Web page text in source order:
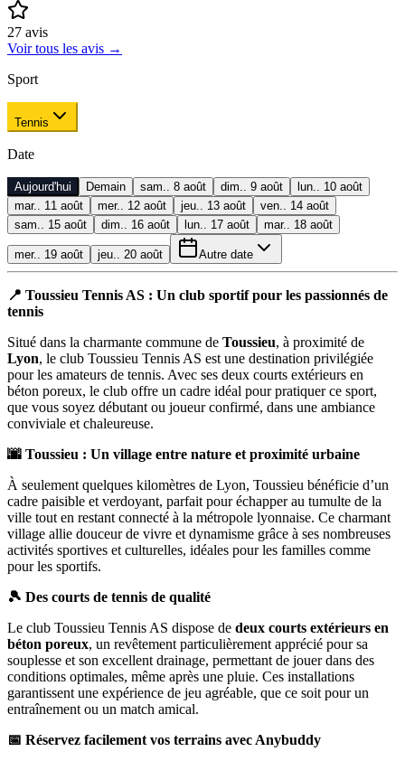
27 avis
Voir tous les avis →
Sport
Tennis
Date
Aujourd'hui Demain sam.. 8 août dim.. 9 août
lun.. 10 août
mar.. 11 août
mer.. 12 août jeu.. 13 août
ven.. 14 août
sam.. 15 août
dim.. 16 août lun.. 17 août mar.. 18 août
mer.. 19 août jeu.. 20 août Autre date
📍 Toussieu Tennis AS : Un club sportif pour les passionnés de
tennis
Situé dans la charmante commune de Toussieu, à proximité de
Lyon, le club Toussieu Tennis AS est une destination privilégiée
pour les amateurs de tennis. Avec ses deux courts extérieurs en
béton poreux, le club offre un cadre idéal pour pratiquer ce sport,
que vous soyez débutant ou joueur confirmé, dans une ambiance
conviviale et chaleureuse.
🌆 Toussieu : Un village entre nature et proximité urbaine
À seulement quelques kilomètres de Lyon, Toussieu bénéficie d’un
cadre paisible et verdoyant, parfait pour échapper au tumulte de la
ville tout en restant connecté à la métropole lyonnaise. Ce charmant
village allie douceur de vivre et dynamisme grâce à ses nombreuses
activités sportives et culturelles, idéales pour les familles comme
pour les sportifs.
🎾 Des courts de tennis de qualité
Le club Toussieu Tennis AS dispose de deux courts extérieurs en
béton poreux, un revêtement particulièrement apprécié pour sa
souplesse et son excellent drainage, permettant de jouer dans des
conditions optimales, même après une pluie. Ces installations
garantissent une expérience de jeu agréable, que ce soit pour un
entraînement ou un match amical.
📅 Réservez facilement vos terrains avec Anybuddy